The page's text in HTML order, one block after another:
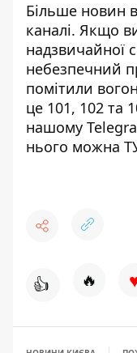
Більше новин
каналі. Якщо
надзвичайної
небезпечний
помітили
це 101, 102 та
нашому
нього можна
👍 🔥